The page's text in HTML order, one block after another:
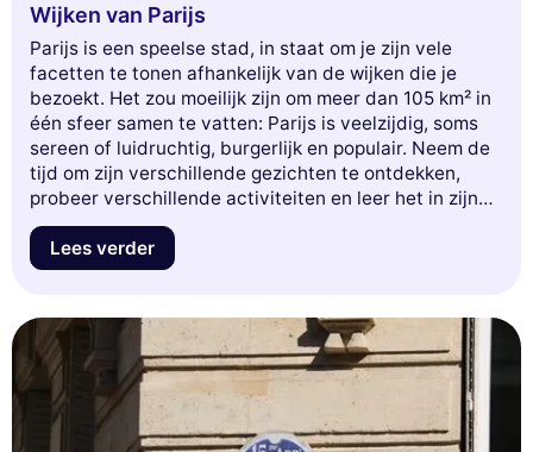
Wijken van Parijs
Parijs is een speelse stad, in staat om je zijn vele
facetten te tonen afhankelijk van de wijken die je
bezoekt. Het zou moeilijk zijn om meer dan 105 km² in
één sfeer samen te vatten: Parijs is veelzijdig, soms
sereen of luidruchtig, burgerlijk en populair. Neem de
tijd om zijn verschillende gezichten te ontdekken,
probeer verschillende activiteiten en leer het in zijn
geheel te waarderen.
Lees verder